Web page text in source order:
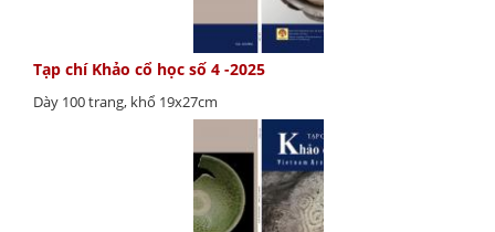
Tạp chí Khảo cổ học số 4 -2025
Dày 100 trang, khổ 19x27cm